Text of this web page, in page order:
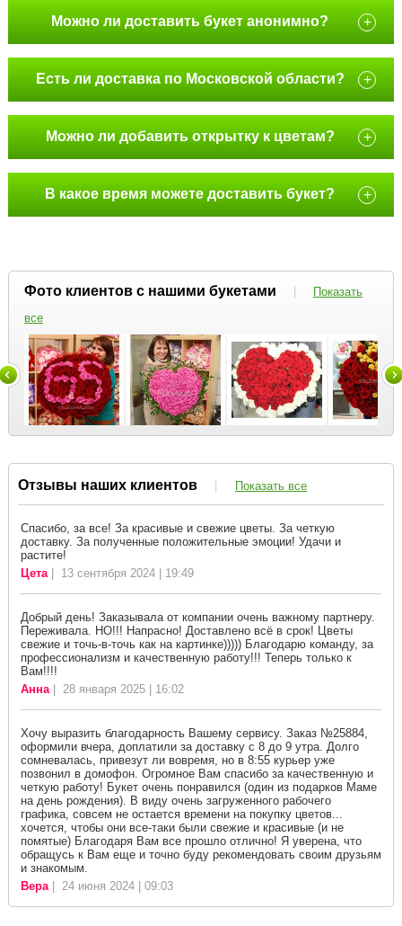
Можно ли доставить букет анонимно? +
Есть ли доставка по Московской области? +
Можно ли добавить открытку к цветам? +
В какое время можете доставить букет? +
Фото клиентов с нашими букетами |
Показать
все
Отзывы наших клиентов | Показать все
Спасибо, за все! За красивые и свежие цветы. За четкую
доставку. За полученные положительные эмоции! Удачи и
растите!
Цета| 13 сентября 2024 | 19:49
Добрый день! Заказывала от компании очень важному партнеру.
Переживала. НО!!! Напрасно! Доставлено всё в срок! Цветы
свежие и точь-в-точь как на картинке))))) Благодарю команду, за
профессионализм и качественную работу!!! Теперь только к
Вам!!!!
Анна| 28 января 2025 | 16:02
Хочу выразить благодарность Вашему сервису. Заказ №25884,
оформили вчера, доплатили за доставку с 8 до 9 утра. Долго
сомневалась, привезут ли вовремя, но в 8:55 курьер уже
позвонил в домофон. Огромное Вам спасибо за качественную и
четкую работу! Букет очень понравился (один из подарков Маме
на день рождения). В виду очень загруженного рабочего
графика, совсем не остается времени на покупку цветов...
хочется, чтобы они все-таки были свежие и красивые (и не
помятые) Благодаря Вам все прошло отлично! Я уверена, что
обращусь к Вам еще и точно буду рекомендовать своим друзьям
и знакомым.
Вера| 24 июня 2024 | 09:03